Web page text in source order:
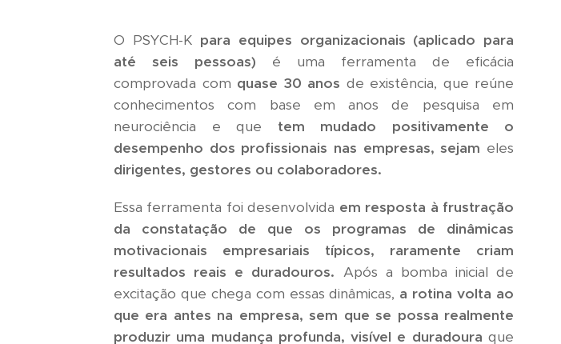
O PSYCH-K para equipes organizacionais (aplicado para
até seis pessoas) é uma ferramenta de eficácia
comprovada com quase 30 anos de existência, que reúne
conhecimentos com base em anos de pesquisa em
neurociência e que tem mudado positivamente o
desempenho dos profissionais nas empresas, sejam eles
dirigentes, gestores ou colaboradores.
Essa ferramenta foi desenvolvida em resposta à frustração
da constatação de que os programas de dinâmicas
motivacionais empresariais típicos, raramente criam
resultados reais e duradouros. Após a bomba inicial de
excitação que chega com essas dinâmicas, a rotina volta ao
que era antes na empresa, sem que se possa realmente
produzir uma mudança profunda, visível e duradoura que